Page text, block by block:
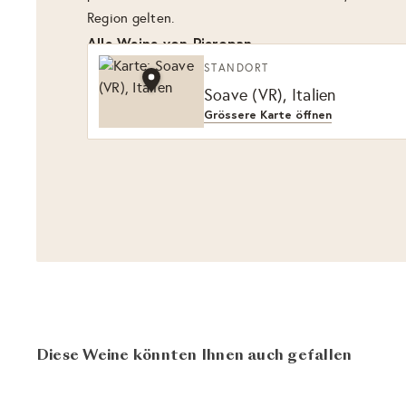
Region gelten.
Alle Weine von Pieropan
STANDORT
Soave (VR), Italien
Grössere Karte öffnen
Diese Weine könnten Ihnen auch gefallen